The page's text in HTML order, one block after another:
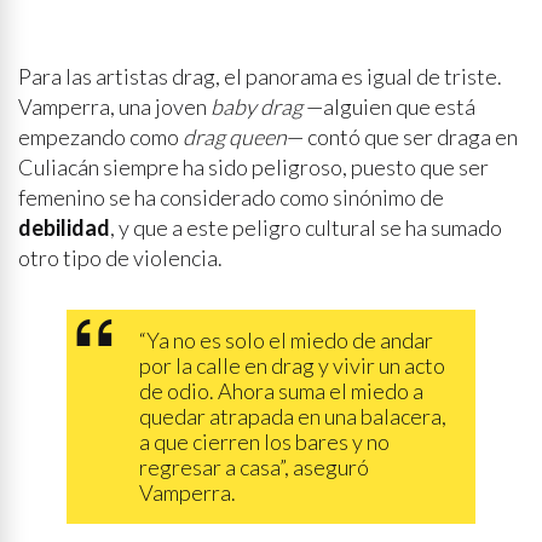
Para las artistas drag, el panorama es igual de triste.
Vamperra, una joven baby drag—alguien que está
empezando como drag queen— contó que ser draga en
Culiacán siempre ha sido peligroso, puesto que ser
femenino se ha considerado como sinónimo de
debilidad, y que a este peligro cultural se ha sumado
otro tipo de violencia.
“Ya no es solo el miedo de andar
por la calle en drag y vivir un acto
de odio. Ahora suma el miedo a
quedar atrapada en una balacera,
a que cierren los bares y no
regresar a casa”, aseguró
Vamperra.